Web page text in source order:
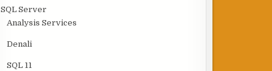
SQL Server
Analysis Services
Denali
SQL 11